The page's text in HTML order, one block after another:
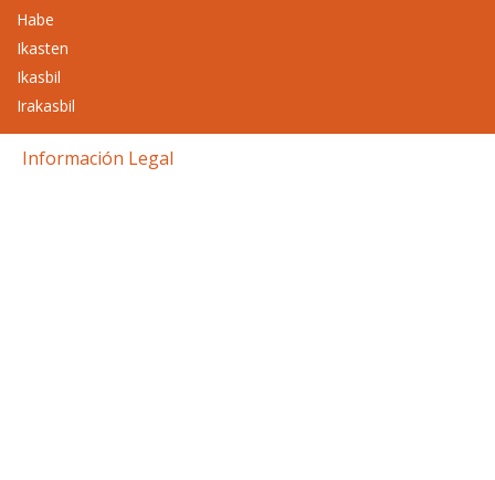
Habe
Ikasten
Ikasbil
Irakasbil
Información Legal